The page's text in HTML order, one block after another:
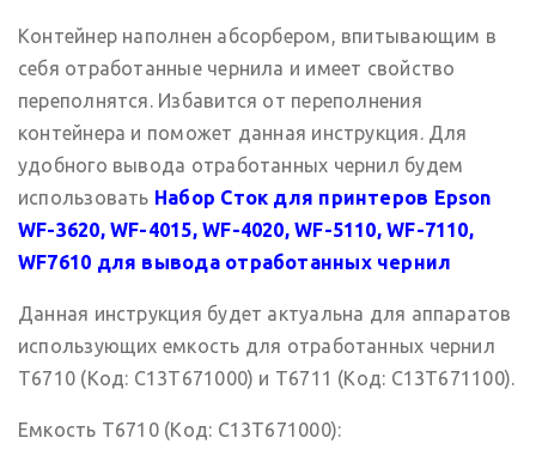
Контейнер наполнен абсорбером, впитывающим в
себя отработанные чернила и имеет свойство
переполнятся. Избавится от переполнения
контейнера и поможет данная инструкция. Для
удобного вывода отработанных чернил будем
использовать Набор Сток для принтеров Epson
WF-3620, WF-4015, WF-4020, WF-5110, WF-7110,
WF7610 для вывода отработанных чернил
Данная инструкция будет актуальна для аппаратов
использующих емкость для отработанных чернил
T6710 (Код: C13T671000) и T6711 (Код: C13T671100).
Емкость T6710 (Код: C13T671000):